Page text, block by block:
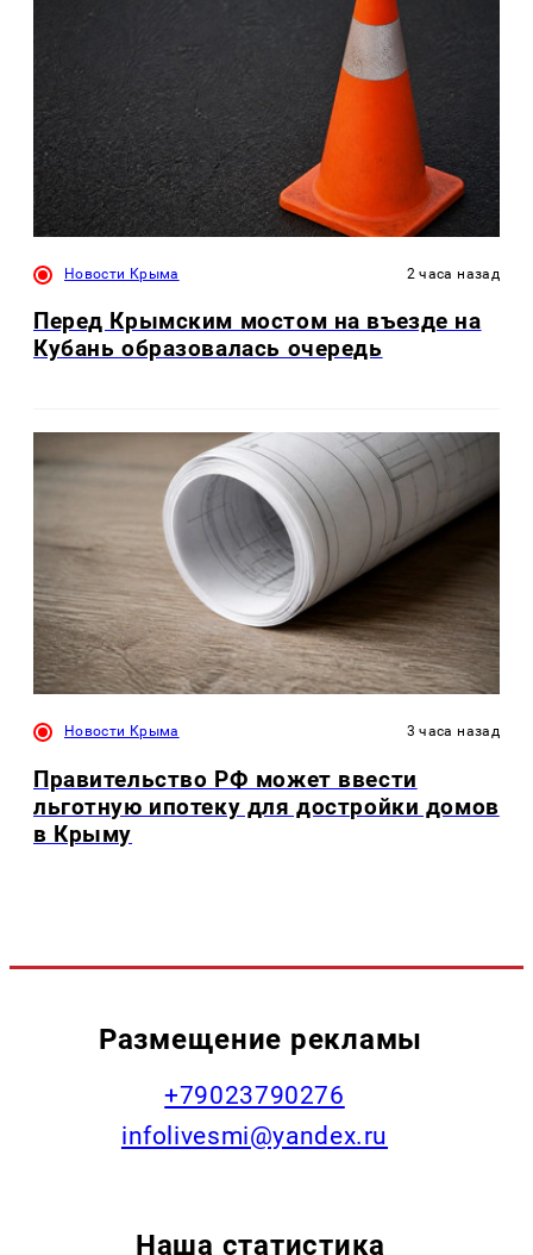
Новости Крыма 2 часа назад
Перед Крымским мостом на въезде на
Кубань образовалась очередь
Новости Крыма 3 часа назад
Правительство РФ может ввести
льготную ипотеку для достройки домов
в Крыму
Размещение рекламы
+79023790276
infolivesmi@yandex.ru
Наша статистика